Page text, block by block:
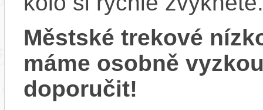
Městské trekové
máme osobně
doporučit!